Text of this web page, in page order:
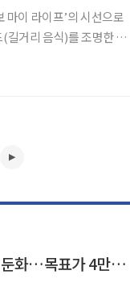
마이 라이프’의 시선으로
유진證 “CJ ENM, 티빙 첫 흑자에도 3분기 수익성 둔화…목표가 4만8000원”